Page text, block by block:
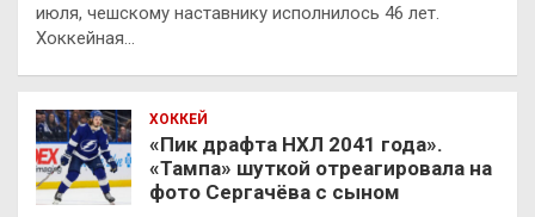
июля, чешскому наставнику исполнилось 46 лет.
Хоккейная…
ХОККЕЙ
«Пик драфта НХЛ 2041 года».
«Тампа» шуткой отреагировала на
фото Сергачёва с сыном